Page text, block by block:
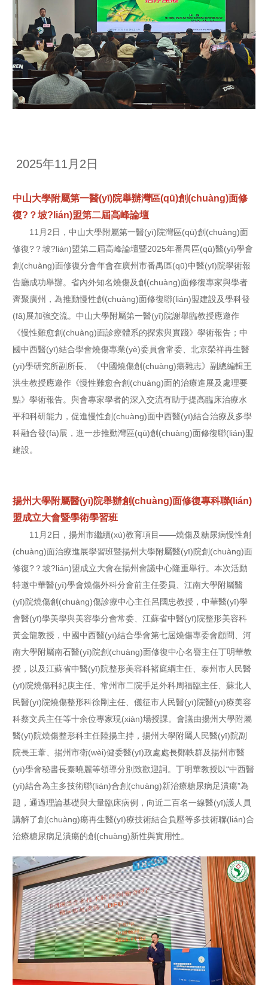
2025年11月2日
中山大學附屬第一醫(yī)院舉辦灣區(qū)創(chuàng)面修
復?？坡?lián)盟第二屆高峰論壇
11月2日，中山大學附屬第一醫(yī)院灣區(qū)創(chuàng)面
修復?？坡?lián)盟第二屆高峰論壇暨2025年番禺區(qū)醫(yī)學會
創(chuàng)面修復分會年會在廣州市番禺區(qū)中醫(yī)院學術報
告廳成功舉辦。省內外知名燒傷及創(chuàng)面修復專家與學者
齊聚廣州，為推動慢性創(chuàng)面修復聯(lián)盟建設及學科發
(fā)展加強交流。中山大學附屬第一醫(yī)院謝舉臨教授應邀作
《慢性難愈創(chuàng)面診療體系的探索與實踐》學術報告；中
國中西醫(yī)結合學會燒傷專業(yè)委員會常委、北京榮祥再生醫
(yī)學研究所副所長、《中國燒傷創(chuàng)瘍雜志》副總編輯王
洪生教授應邀作《慢性難愈合創(chuàng)面的治療進展及處理要
點》學術報告。與會專家學者的深入交流有助于提高臨床治療水
平和科研能力，促進慢性創(chuàng)面中西醫(yī)結合治療及多學
科融合發(fā)展，進一步推動灣區(qū)創(chuàng)面修復聯(lián)盟
建設。
揚州大學附屬醫(yī)院舉辦創(chuàng)面修復專科聯(lián)
盟成立大會暨學術學習班
11月2日，揚州市繼續(xù)教育項目——燒傷及糖尿病慢性創
(chuàng)面治療進展學習班暨揚州大學附屬醫(yī)院創(chuàng)面
修復?？坡?lián)盟成立大會在揚州會議中心隆重舉行。本次活動
特邀中華醫(yī)學會燒傷外科分會前主任委員、江南大學附屬醫
(yī)院燒傷創(chuàng)傷診療中心主任呂國忠教授，中華醫(yī)學
會醫(yī)學美學與美容學分會常委、江蘇省中醫(yī)院整形美容科
黃金龍教授，中國中西醫(yī)結合學會第七屆燒傷專委會顧問、河
南大學附屬南石醫(yī)院創(chuàng)面修復中心名譽主任丁明華教
授，以及江蘇省中醫(yī)院整形美容科褚庭綱主任、泰州市人民醫
(yī)院燒傷科紀庚主任、常州市二院手足外科周福臨主任、蘇北人
民醫(yī)院燒傷整形科徐剛主任、儀征市人民醫(yī)院醫(yī)療美容
科蔡文兵主任等十余位專家現(xiàn)場授課。會議由揚州大學附屬
醫(yī)院燒傷整形科主任陸揚主持，揚州大學附屬人民醫(yī)院副
院長王葦、揚州市衛(wèi)健委醫(yī)政處處長鄭軼群及揚州市醫
(yī)學會秘書長秦曉麗等領導分別致歡迎詞。丁明華教授以“中西醫
(yī)結合為主多技術聯(lián)合創(chuàng)新治療糖尿病足潰瘍”為
題，通過理論基礎與大量臨床病例，向近二百名一線醫(yī)護人員
講解了創(chuàng)瘍再生醫(yī)療技術結合負壓等多技術聯(lián)合
治療糖尿病足潰瘍的創(chuàng)新性與實用性。